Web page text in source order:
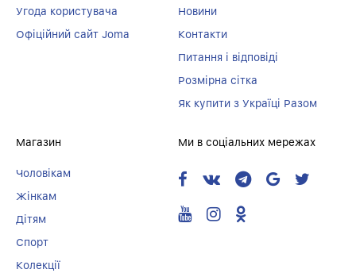
Угода користувача
Офіційний сайт Joma
Новини
Контакти
Питання і відповіді
Розмірна сітка
Як купити з Україці Разом
Магазин
Чоловікам
Жінкам
Дітям
Спорт
Колекції
Ми в соціальних мережах